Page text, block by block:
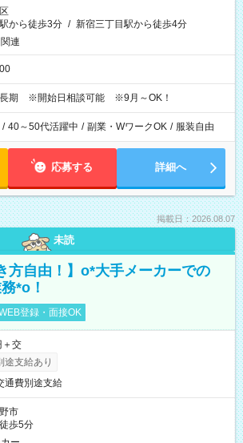
から徒歩3分 / 新宿三丁目駅から徒歩4分
連
長期 ※開始日相談可能 ※9月～OK！
/ 40～50代活躍中 / 副業・WワークOK / 服装自由
応募する 詳細へ
掲載日：2026.08.07
未読
方自由！】o*大手メーカーでの
*o！
登録・面接OK
＋交
途支給あり
通費別途支給
市
歩5分